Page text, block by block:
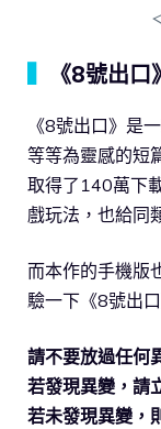
《8號出
《8號出口》是
等等為靈感的短
取得了140萬下
戲玩法，也給同
而本作的手機版
驗一下《8號出口
請不要放過任何
若發現異變，請
若未發現異變，